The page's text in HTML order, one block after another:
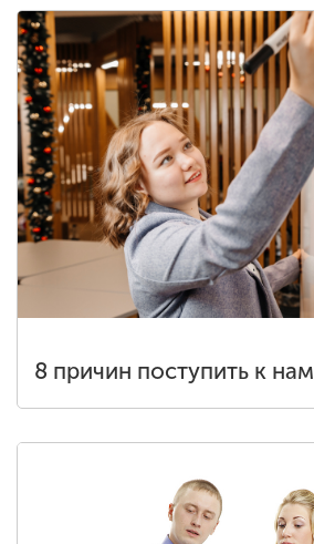
8 причин поступить к нам